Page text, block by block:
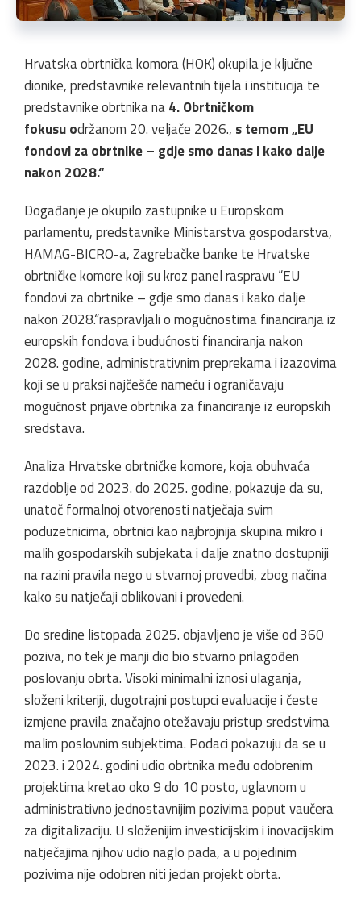
Hrvatska obrtnička komora (HOK) okupila je ključne
dionike, predstavnikerelevantnih tijela i institucijate
predstavnike obrtnika na4. Obrtničkom
fokusu održanom 20. veljače 2026., s temom „EU
fondovi za obrtnike – gdje smo danas i kako dalje
nakon 2028.“
Događanje je okupilo zastupnike u Europskom
parlamentu, predstavnike Ministarstva gospodarstva,
HAMAG-BICRO-a, Zagrebačke banke te Hrvatske
obrtničke komore koji su kroz panel raspravu “EU
fondovi za obrtnike – gdje smo danas i kako dalje
nakon 2028.“raspravljali o mogućnostima financiranja iz
europskih fondova i budućnosti financiranja nakon
2028. godine, administrativnim preprekama i izazovima
koji se u praksi najčešće nameću i ograničavaju
mogućnost prijave obrtnika za financiranje iz europskih
sredstava.
Analiza Hrvatske obrtničke komore, koja obuhvaća
razdoblje od 2023. do 2025. godine, pokazuje da su,
unatoč formalnoj otvorenosti natječaja svim
poduzetnicima, obrtnici kao najbrojnija skupina mikro i
malih gospodarskih subjekata i dalje znatno dostupniji
na razini pravila nego u stvarnoj provedbi, zbog načina
kako su natječaji oblikovani i provedeni.
Do sredine listopada 2025. objavljeno je više od 360
poziva, no tek je manji dio bio stvarno prilagođen
poslovanju obrta. Visoki minimalni iznosi ulaganja,
složeni kriteriji, dugotrajni postupci evaluacije i česte
izmjene pravila značajno otežavaju pristup sredstvima
malim poslovnim subjektima. Podaci pokazuju da se u
2023. i 2024. godini udio obrtnika među odobrenim
projektima kretao oko 9 do 10 posto, uglavnom u
administrativno jednostavnijim pozivima poput vaučera
za digitalizaciju. U složenijim investicijskim i inovacijskim
natječajima njihov udio naglo pada, a u pojedinim
pozivima nije odobren niti jedan projekt obrta.